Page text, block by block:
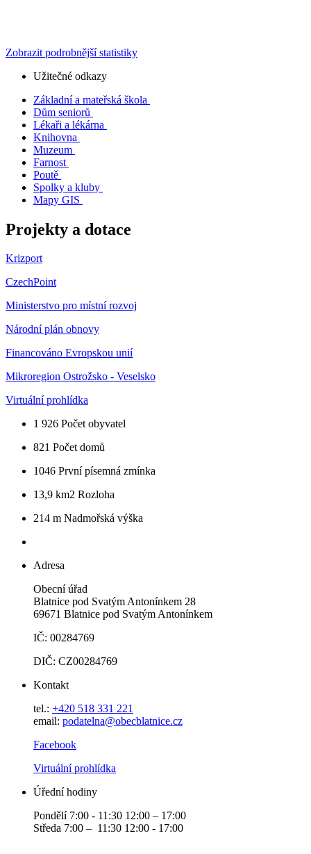
Zobrazit podrobnější statistiky
Užitečné odkazy
Základní a mateřská škola
Dům seniorů
Lékaři a lékárna
Knihovna
Muzeum
Farnost
Poutě
Spolky a kluby
Mapy GIS
Projekty a dotace
Krizport
CzechPoint
Ministerstvo pro místní rozvoj
Národní plán obnovy
Financováno Evropskou unií
Mikroregion Ostrožsko - Veselsko
Virtuální prohlídka
1 926 Počet obyvatel
821 Počet domů
1046 První písemná zmínka
13,9 km2 Rozloha
214 m Nadmořská výška
Adresa
Obecní úřad
Blatnice pod Svatým Antonínkem 28
69671 Blatnice pod Svatým Antonínkem
IČ: 00284769
DIČ: CZ00284769
Kontakt
tel.: +420 518 331 221
email: podatelna@obecblatnice.cz
Facebook
Virtuální prohlídka
Úřední hodiny
Pondělí 7:00 - 11:30 12:00 – 17:00
Středa 7:00 – 11:30 12:00 - 17:00